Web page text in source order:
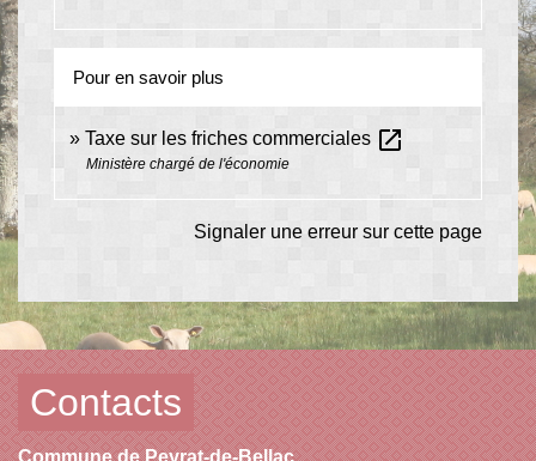
Pour en savoir plus
Taxe sur les friches commerciales open_in_new
Ministère chargé de l'économie
Signaler une erreur sur cette page
Contacts
Commune de Peyrat-de-Bellac